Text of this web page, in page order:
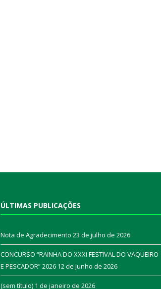
ÚLTIMAS PUBLICAÇÕES
Nota de Agradecimento 23 de julho de 2026
CONCURSO “RAINHA DO XXXI FESTIVAL DO VAQUEIRO
E PESCADOR” 2026 12 de junho de 2026
(sem título) 1 de janeiro de 2026